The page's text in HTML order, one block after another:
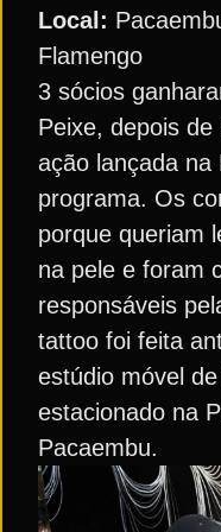
Local:
Flamengo
3 sócios
Peixe, depois
ação lançada na
programa. Os
porque queriam
na pele e foram
responsáveis
tattoo foi feita
estúdio móvel
estacionado na
Pacaembu.